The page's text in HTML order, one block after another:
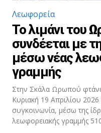
Λεωφορεία
Το λιμάνι του
συνδέεται με
μέσω νέας
γραμμής
Στην Σκάλα Ωρωπού
Κυριακή 19 Απριλίου 2026
συγκοινωνία, μέσω της
λεωφορειακής γραμμής